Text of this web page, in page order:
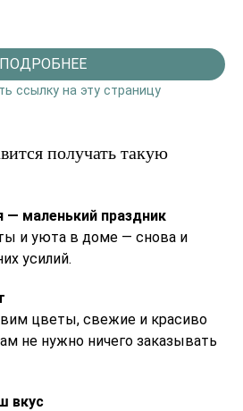
ПОДРОБНЕЕ
ссылку на эту страницу
получать такую
— маленький праздник
и уюта в доме — снова и
усилий.
цветы, свежие и красиво
не нужно ничего заказывать
вкус